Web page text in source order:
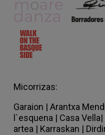
Micorrizas:
Garaion | Arantxa
l`esquena | Casa Vella|
artea | Karraskan |